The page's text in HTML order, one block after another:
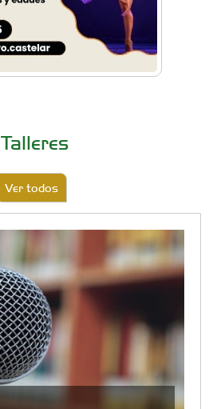
Talleres
Ver todos